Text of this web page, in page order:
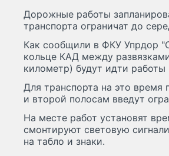
Дорожные работы
транспорта ограничат до
Как сообщили в ФКУ Упрдор
кольце КАД между
километр) будут идти
Для транспорта на это
и второй полосам введут
На месте работ установят
смонтируют световую
на табло и знаки.